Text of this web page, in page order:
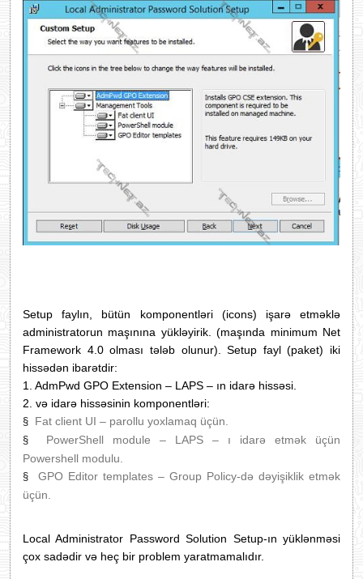
Setup faylın, bütün komponentləri (icons) işarə etməklə
administratorun maşınına yükləyirik. (maşında minimum Net
Framework 4.0 olması tələb olunur). Setup fayl (paket) iki
hissədən ibarətdir:
1. AdmPwd GPO Extension – LAPS – ın idarə hissəsi.
2. və idarə hissəsinin komponentləri:
§ Fat client UI – parollu yoxlamaq üçün.
§ PowerShell module – LAPS – ı idarə etmək üçün
Powershell modulu.
§ GPO Editor templates – Group Policy-də dəyişiklik etmək
üçün.
Local Administrator Password Solution Setup-ın yüklənməsi
çox sadədir və heç bir problem yaratmamalıdır.